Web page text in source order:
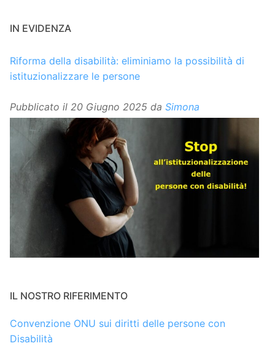
IN EVIDENZA
Riforma della disabilità: eliminiamo la possibilità di
istituzionalizzare le persone
Pubblicato il 20 Giugno 2025 da Simona
IL NOSTRO RIFERIMENTO
Convenzione ONU sui diritti delle persone con
Disabilità